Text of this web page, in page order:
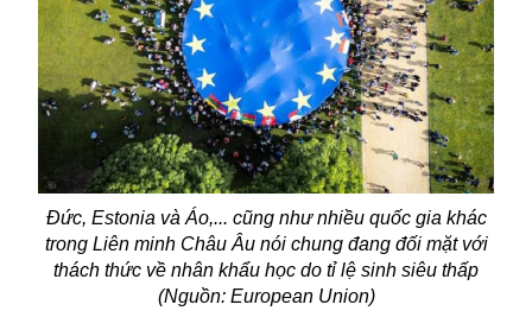
Đức, Estonia và Áo,... cũng như nhiều quốc gia khác
trong Liên minh Châu Âu nói chung đang đối mặt với
thách thức về nhân khẩu học do tỉ lệ sinh siêu thấp
(Nguồn: European Union)